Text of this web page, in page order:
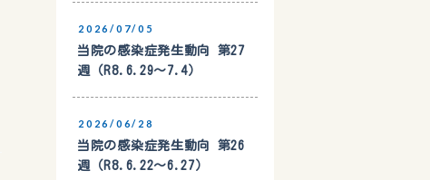
2026/07/05
当院の感染症発生動向 第27
週（R8.6.29〜7.4）
2026/06/28
当院の感染症発生動向 第26
週（R8.6.22〜6.27）